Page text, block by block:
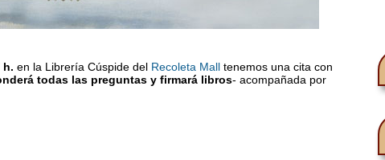
h. en la Librería Cúspide del Recoleta Mall tenemos una cita con
todas las preguntas y firmará libros- acompañada por